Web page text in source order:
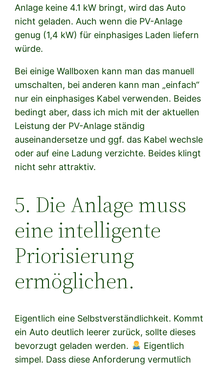
Anlage keine 4.1 kW bringt, wird das Auto
nicht geladen. Auch wenn die PV-Anlage
genug (1,4 kW) für einphasiges Laden liefern
würde.
Bei einige Wallboxen kann man das manuell
umschalten, bei anderen kann man „einfach“
nur ein einphasiges Kabel verwenden. Beides
bedingt aber, dass ich mich mit der aktuellen
Leistung der PV-Anlage ständig
auseinandersetze und ggf. das Kabel wechsle
oder auf eine Ladung verzichte. Beides klingt
nicht sehr attraktiv.
5. Die Anlage muss
eine intelligente
Priorisierung
ermöglichen.
Eigentlich eine Selbstverständlichkeit. Kommt
ein Auto deutlich leerer zurück, sollte dieses
bevorzugt geladen werden.
Eigentlich
simpel. Dass diese Anforderung vermutlich